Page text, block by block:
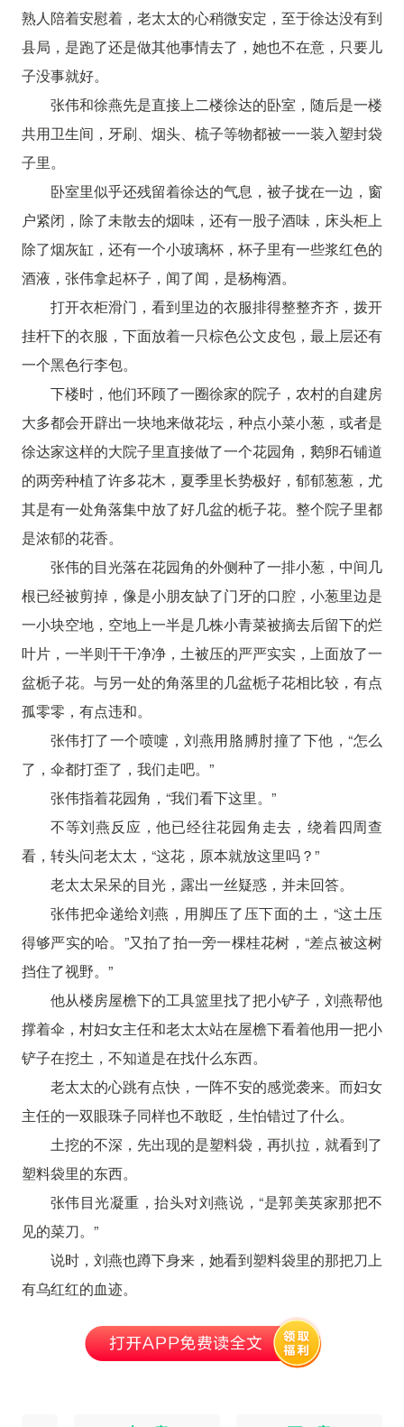
熟人陪着安慰着，老太太的心稍微安定，至于徐达没有到
县局，是跑了还是做其他事情去了，她也不在意，只要儿
子没事就好。
张伟和徐燕先是直接上二楼徐达的卧室，随后是一楼
共用卫生间，牙刷、烟头、梳子等物都被一一装入塑封袋
子里。
卧室里似乎还残留着徐达的气息，被子拢在一边，窗
户紧闭，除了未散去的烟味，还有一股子酒味，床头柜上
除了烟灰缸，还有一个小玻璃杯，杯子里有一些浆红色的
酒液，张伟拿起杯子，闻了闻，是杨梅酒。
打开衣柜滑门，看到里边的衣服排得整整齐齐，拨开
挂杆下的衣服，下面放着一只棕色公文皮包，最上层还有
一个黑色行李包。
下楼时，他们环顾了一圈徐家的院子，农村的自建房
大多都会开辟出一块地来做花坛，种点小菜小葱，或者是
徐达家这样的大院子里直接做了一个花园角，鹅卵石铺道
的两旁种植了许多花木，夏季里长势极好，郁郁葱葱，尤
其是有一处角落集中放了好几盆的栀子花。整个院子里都
是浓郁的花香。
张伟的目光落在花园角的外侧种了一排小葱，中间几
根已经被剪掉，像是小朋友缺了门牙的口腔，小葱里边是
一小块空地，空地上一半是几株小青菜被摘去后留下的烂
叶片，一半则干干净净，土被压的严严实实，上面放了一
盆栀子花。与另一处的角落里的几盆栀子花相比较，有点
孤零零，有点违和。
张伟打了一个喷嚏，刘燕用胳膊肘撞了下他，“怎么
了，伞都打歪了，我们走吧。”
张伟指着花园角，“我们看下这里。”
不等刘燕反应，他已经往花园角走去，绕着四周查
看，转头问老太太，“这花，原本就放这里吗？”
老太太呆呆的目光，露出一丝疑惑，并未回答。
张伟把伞递给刘燕，用脚压了压下面的土，“这土压
得够严实的哈。”又拍了拍一旁一棵桂花树，“差点被这树
挡住了视野。”
他从楼房屋檐下的工具篮里找了把小铲子，刘燕帮他
撑着伞，村妇女主任和老太太站在屋檐下看着他用一把小
铲子在挖土，不知道是在找什么东西。
老太太的心跳有点快，一阵不安的感觉袭来。而妇女
主任的一双眼珠子同样也不敢眨，生怕错过了什么。
土挖的不深，先出现的是塑料袋，再扒拉，就看到了
塑料袋里的东西。
张伟目光凝重，抬头对刘燕说，“是郭美英家那把不
见的菜刀。”
说时，刘燕也蹲下身来，她看到塑料袋里的那把刀上
有乌红红的血迹。